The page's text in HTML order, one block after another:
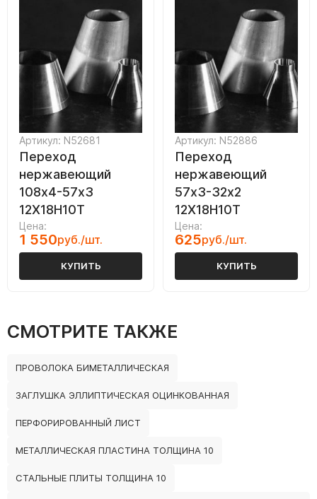
Артикул: N52681
Переход
нержавеющий
108х4-57х3
12Х18Н10Т
Цена:
1 550руб./шт.
КУПИТЬ
Артикул: N52886
Переход
нержавеющий
57x3-32х2
12Х18Н10Т
Цена:
625руб./шт.
КУПИТЬ
СМОТРИТЕ ТАКЖЕ
ПРОВОЛОКА БИМЕТАЛЛИЧЕСКАЯ
ЗАГЛУШКА ЭЛЛИПТИЧЕСКАЯ ОЦИНКОВАННАЯ
ПЕРФОРИРОВАННЫЙ ЛИСТ
МЕТАЛЛИЧЕСКАЯ ПЛАСТИНА ТОЛЩИНА 10
СТАЛЬНЫЕ ПЛИТЫ ТОЛЩИНА 10